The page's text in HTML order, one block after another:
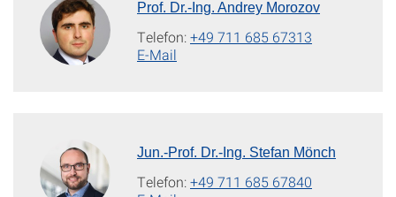
Prof. Dr.-Ing. Andrey Morozov
Telefon:+49 711 685 67313
E-Mail
Jun.-Prof. Dr.-Ing. Stefan Mönch
Telefon:+49 711 685 67840